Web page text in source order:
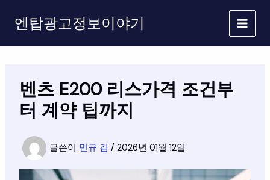
로
엔탑광고정보이야기
벤츠 E200 리스가격 조건부
터 계약 팁까지
글쓴이 민규 김 / 2026년 01월 12일